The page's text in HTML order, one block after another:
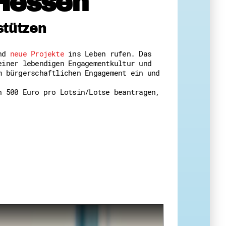
neue Projekteins Leben rufen. Das
lebendigen Engagementkultur und
Engagement ein und
500 Euro pro Lotsin/Lotse beantragen,